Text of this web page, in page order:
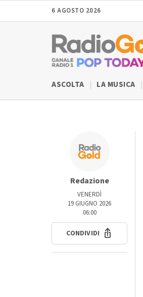
6 AGOSTO 2026
ASCOLTA LA MUSICA
Redazione
VENERDÌ
19 GIUGNO 2026
06:00
CONDIVIDI